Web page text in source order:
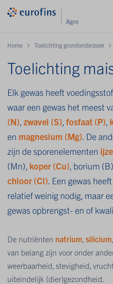
Home Toelichting grondonderzoek
Toelichting
Elk gewas heeft
waar een gewas het meest
(N), zwavel (S), fosfaat (P),
en magnesium (Mg). De
zijn de sporenelementen
(Mn), koper (Cu), borium
chloor (Cl). Een gewas
relatief weinig nodig, maar
gewas opbrengst- en of
De nutriënten natrium silicium
van belang zijn voor onder
weerbaarheid, stevigheid,
uiteindelijk (dier)gezondheid.